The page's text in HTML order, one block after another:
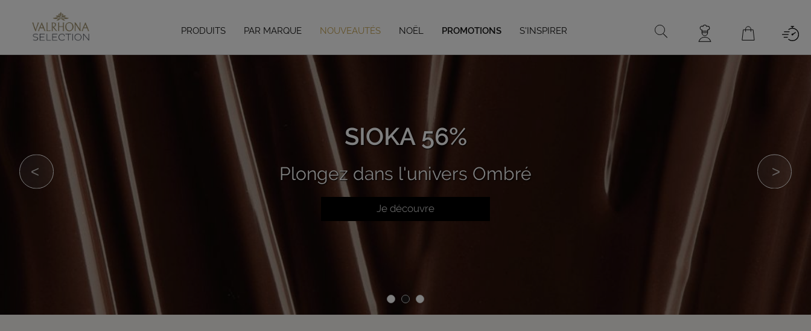
PRODUITS PAR MARQUE NOUVEAUTÉS NOËL PROMOTIONS S'INSPIRER
SIOKA 56%
Plongez dans l'univers Ombré
Je découvre